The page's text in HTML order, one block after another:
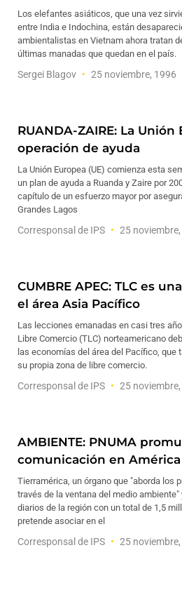
Los elefantes asiáticos, que una vez
entre India e Indochina, están
ambientalistas en Vietnam ahora tratan
últimas manadas que quedan en el país.
Sergei Blagov 25 noviembre, 1996
RUANDA-ZAIRE: La Unión
operación de ayuda
La Unión Europea (UE) comienza esta
un plan de ayuda a Ruanda y Zaire por
capítulo de un esfuerzo mayor por
Grandes Lagos
Corresponsal de IPS 25
CUMBRE APEC: TLC es
el área Asia Pacífico
Las lecciones emanadas en casi tres
Libre Comercio (TLC) norteamericano
las economías del área del Pacífico,
su propia zona de libre comercio.
Corresponsal de IPS 25
AMBIENTE: PNUMA
comunicación en
Tierramérica, un órgano que "aborda los
través de la ventana del medio
diarios de la región con un total de 1,5
pretende asociar en el
Corresponsal de IPS 25